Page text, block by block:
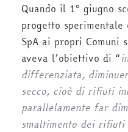
Quando il 1° giugno
progetto sperimentale
SpA ai propri Comuni
aveva l’obiettivo di “
differenziata,
secco, cioè di rifiuti
parallelamente far
smaltimento dei